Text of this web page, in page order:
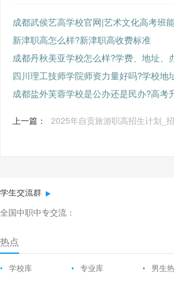
成都武侯艺高学校官网|艺术文化高考班
新津职高怎么样?新津职高收费标准
成都丹秋美亚学校怎么样?学费、地址、
四川理工技师学院师资力量好吗?学校地
成都盐外芙蓉学校是公办还是民办?高考
上一篇： 2025年自贡旅游职高招生计划_
学生交流群
全国中职中专交流：
热点
• 学校库 • 专业库 • 男生